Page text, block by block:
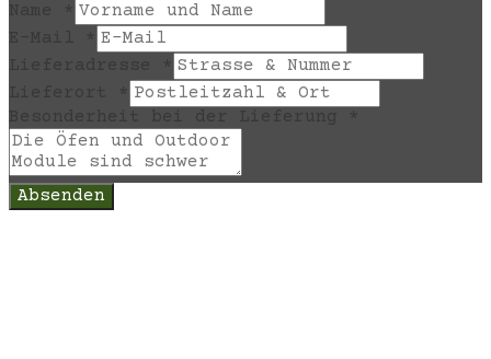
Name
E-Mail
Lieferadresse
Lieferort
Besonderheit bei der Lieferung
Absenden